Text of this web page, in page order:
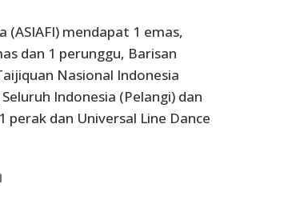
mendapat 1 emas,
dan 1 perunggu, Barisan
Nasional Indonesia
Indonesia (Pelangi) dan
perak dan Universal Line Dance